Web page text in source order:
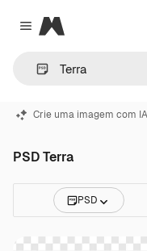
Close menu
Magnific
Crie uma imagem com IA
PSD Terra
PSD